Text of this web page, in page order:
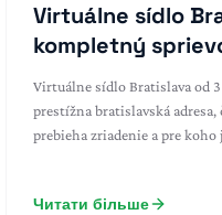
Virtuálne sídlo
kompletný
Virtuálne sídlo Bratislava od
prestížna bratislavská adresa,
prebieha zriadenie a pre koho
Читати більше